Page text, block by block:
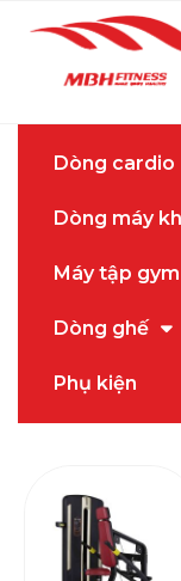
Dòng cardio
Dòng máy
Máy tập
Dòng ghế
Phụ kiện